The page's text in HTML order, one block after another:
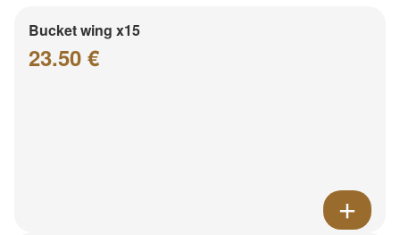
Bucket wing x15
23.50 €